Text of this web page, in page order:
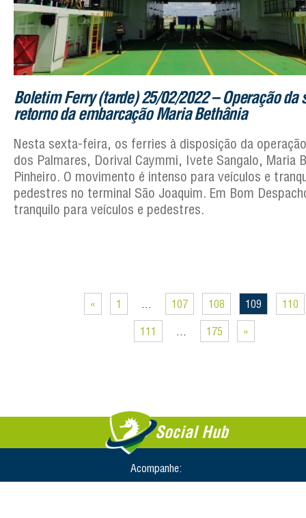
Boletim Ferry (tarde) 25/02/2022 – Operação da
retorno da embarcação Maria Bethânia
Nesta sexta-feira, os ferries à disposição da
dos Palmares, Dorival Caymmi, Ivete Sangalo, Maria
Pinheiro. O movimento é intenso para veículos e
pedestres no terminal São Joaquim. Em Bom
tranquilo para veículos e pedestres.
« 1 … 107 108 109
110
111
175 »
Social Hub
Acompanhe: